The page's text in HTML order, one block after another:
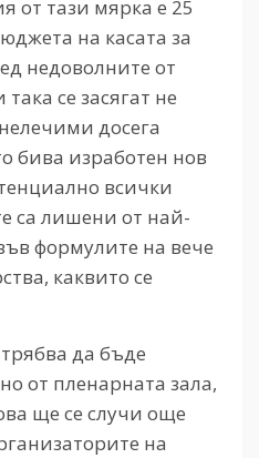
от тази мярка е 25
на касата за
недоволните от
се засягат не
досега
бива изработен нов
всички
са лишени от най-
формулите на вече
каквито се
да бъде
от пленарната зала,
ще се случи още
на